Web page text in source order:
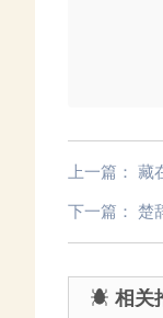
上一篇： 藏
下一篇： 楚
相关